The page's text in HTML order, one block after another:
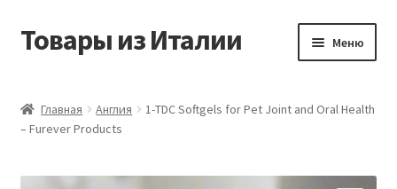
Перейти
Перейти
Товары из Италии Меню
Виды доставки
Контакты
Главная Англия
1-TDC Softgels for Pet Joint and Oral Health
– Furever Products